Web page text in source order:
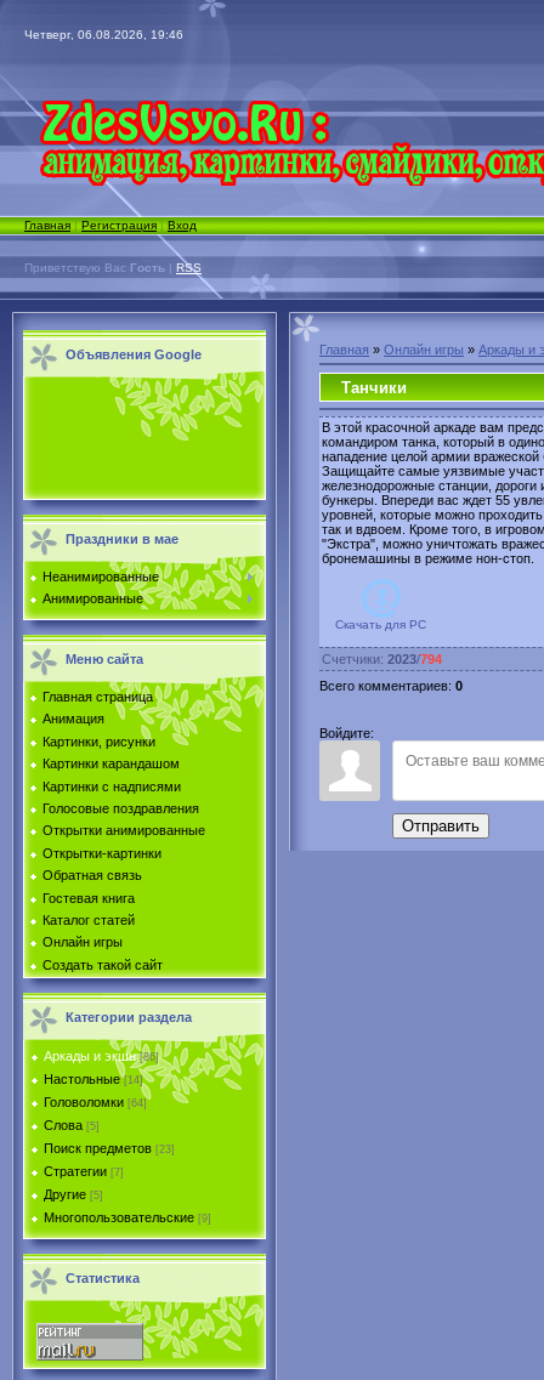
Четверг, 06.08.2026, 19:46
Главная|Регистрация|Вход
Приветствую Вас Гость | RSS
Объявления Google
Праздники в мае
Неанимированные
Анимированные
Меню сайта
Главная страница
Анимация
Картинки, рисунки
Картинки карандашом
Картинки с надписями
Голосовые поздравления
Открытки анимированные
Открытки-картинки
Обратная связь
Гостевая книга
Каталог статей
Онлайн игры
Создать такой сайт
Категории раздела
Аркады и экшн [86]
Настольные [14]
Головоломки [64]
Слова [5]
Поиск предметов [23]
Стратегии [7]
Другие [5]
Многопользовательские [9]
Статистика
Главная » Онлайн игры » Аркады и
Танчики
В этой красочной аркаде вам
командиром танка, который в
нападение целой армии вражеской
Защищайте самые уязвимые
железнодорожные станции, дороги
бункеры. Впереди вас ждет 55
уровней, которые можно проходить
так и вдвоем. Кроме того, в
"Экстра", можно уничтожать
бронемашины в режиме нон-стоп.
Скачать для PC
Счетчики: 2023/794
Всего комментариев: 0
Войдите:
Отправить